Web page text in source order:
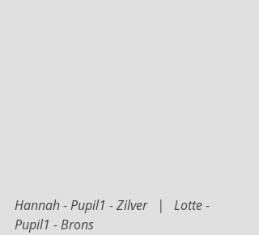
Hannah - Pupil1 - Zilver   |   Lotte -
Pupil1 - Brons